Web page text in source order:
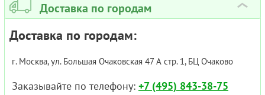
Доставка по городам ›
Доставка по городам:
г. Москва, ул. Большая Очаковская 47 А стр. 1, БЦ Очаково
Заказывайте по телефону: +7 (495) 843-38-75